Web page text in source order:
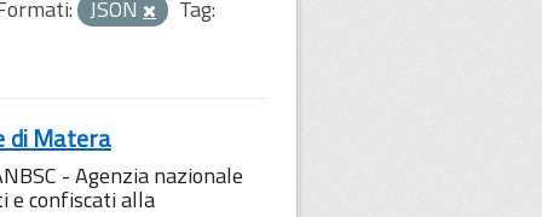
JSON Tag:
di Matera
- Agenzia nazionale
e confiscati alla